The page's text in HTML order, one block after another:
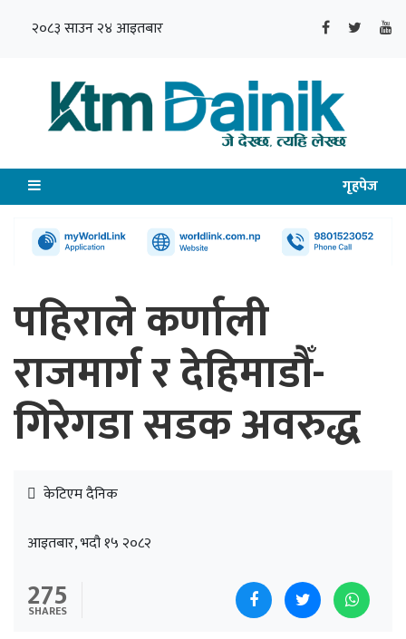
२०८३ साउन २४ आइतबार
गृहपेज
पहिराले कर्णाली
राजमार्ग र देहिमाडौँ-
गिरेगडा सडक अवरुद्ध
केटिएम दैनिक
आइतबार, भदौ १५ २०८२
275
SHARES